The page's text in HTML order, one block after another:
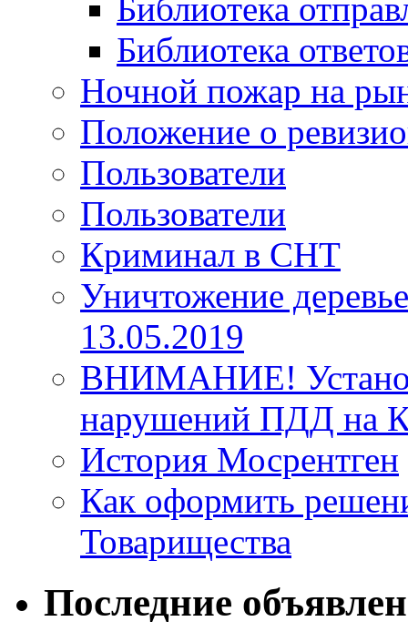
Библиотека
Библиотека
Ночной пожар на
Положение о
Пользователи
Пользователи
Криминал в СНТ
Уничтожение
13.05.2019
ВНИМАНИЕ!
нарушений ПДД на
История Мосрентген
Как оформить
Товарищества
Последние